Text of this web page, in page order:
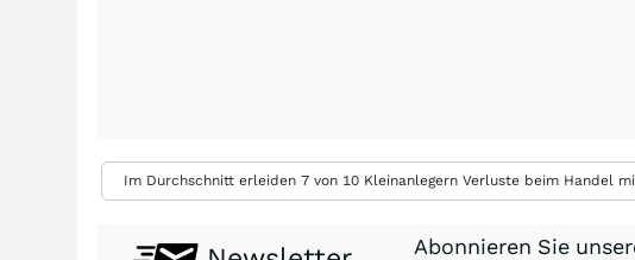
Im Durchschnitt erleiden 7 von 10 Kleinanlegern Verluste beim Handel
Abonnieren Sie